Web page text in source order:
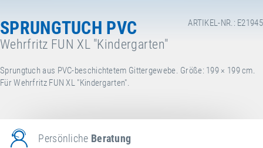
ARTIKEL-NR.: E21945
SPRUNGTUCH PVC
Wehrfritz FUN XL "Kindergarten"
Sprungtuch aus PVC-beschichtetem Gittergewebe. Größe: 199 × 199 cm.
Für Wehrfritz FUN XL "Kindergarten".
Persönliche Beratung